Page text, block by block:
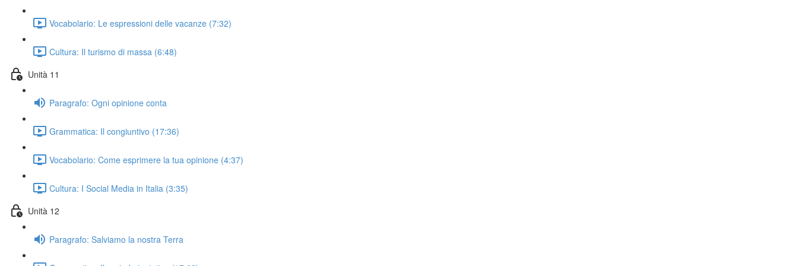
Vocabolario: Le espressioni delle vacanze (7:32)
Cultura: Il turismo di massa (6:48)
Unità 11
Paragrafo: Ogni opinione conta
Grammatica: Il congiuntivo (17:36)
Vocabolario: Come esprimere la tua opinione (4:37)
Cultura: I Social Media in Italia (3:35)
Unità 12
Paragrafo: Salviamo la nostra Terra